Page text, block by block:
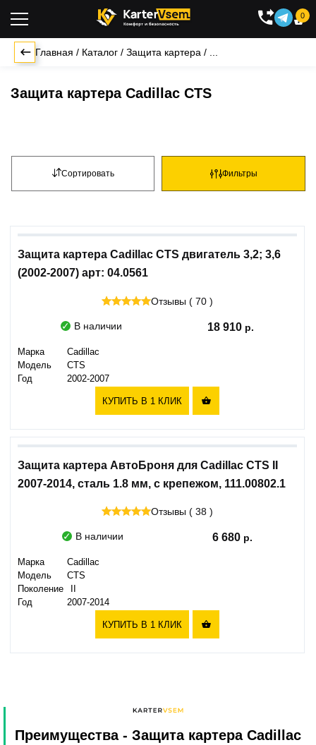

0
Главная / Каталог / Защита картера /
Защита картера Cadillac CTS
Фильтры
Сортировать
Защита картера Cadillac CTS двигатель 3,2; 3,6
(2002-2007) арт: 04.0561
Отзывы ( 70 )
В наличии 18 910
Марка
Cadillac
Модель
CTS
Год
2002-2007
КУПИТЬ В 1 КЛИК 
Защита картера АвтоБроня для Cadillac CTS II
2007-2014, сталь 1.8 мм, с крепежом, 111.00802.1
Отзывы ( 38 )
В наличии 6 680
Марка
Cadillac
Модель
CTS
Поколение
Год
2007-2014
КУПИТЬ В 1 КЛИК 
Преимущества- Защита картера Cadillac